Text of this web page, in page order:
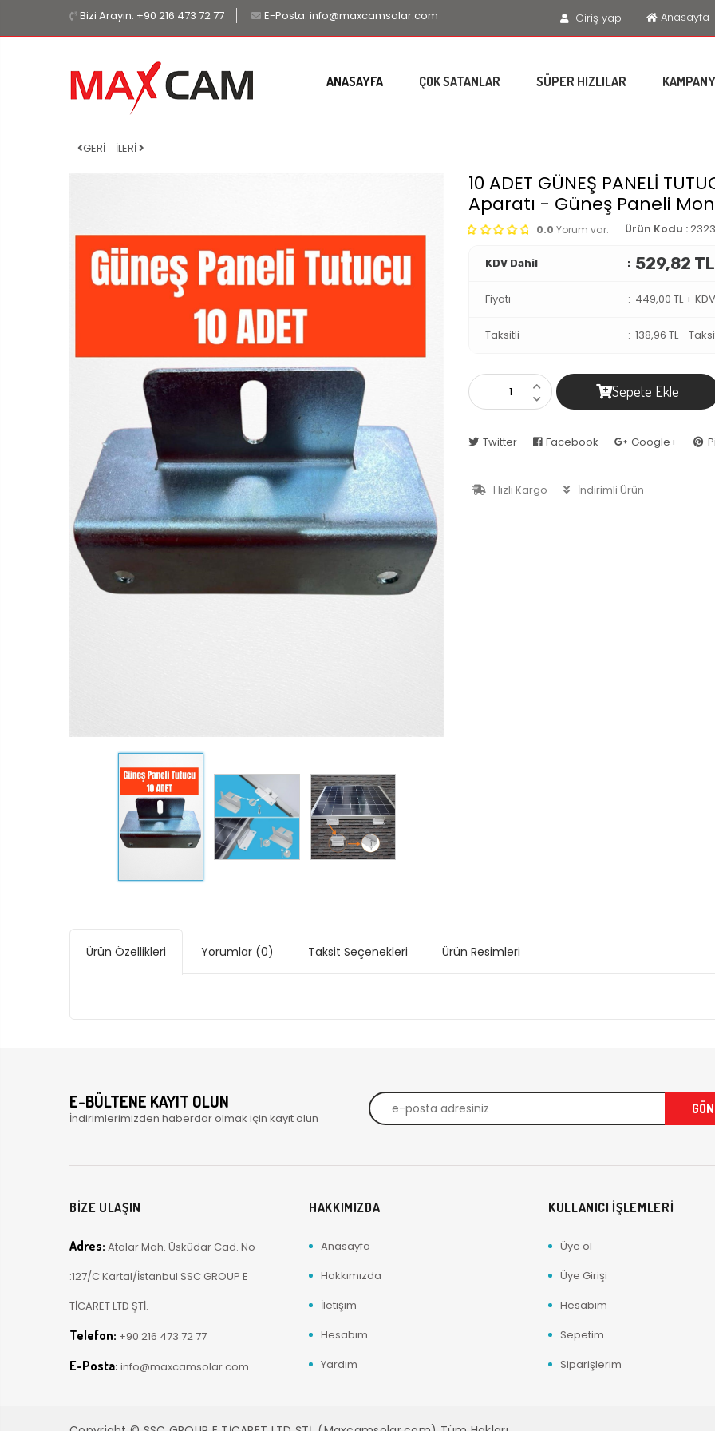
Bizi Arayın: +90 216 473 72 77 E-Posta: info@maxcamsolar.com Giriş yap Anasayfa
ANASAYFA ÇOK SATANLAR SÜPER HIZLILAR
GERİ İLERİ
10 ADET GÜNEŞ PANELİ
Aparatı - Güneş Paneli
0.0 Yorum var. Ürün Kodu :
KDV Dahil 529,82 TL
Fiyatı 449,00 TL + KDV
Taksitli 138,96 TL-
Sepete Ekle
Twitter Facebook Google+
Hızlı Kargo İndirimli Ürün
Ürün Özellikleri Yorumlar (0) Taksit Seçenekleri Ürün Resimleri
E-BÜLTENE KAYIT OLUN
İndirimlerimizden haberdar olmak için kayıt olun
BİZE ULAŞIN
Adres: Atalar Mah. Üsküdar Cad. No
:127/C Kartal/İstanbul SSC GROUP E
TİCARET LTD ŞTİ.
Telefon: +90 216 473 72 77
E-Posta: info@maxcamsolar.com
HAKKIMIZDA
Anasayfa
Hakkımızda
İletişim
Hesabım
Yardım
KULLANICI İŞLEMLERİ
Üye ol
Üye Girişi
Hesabım
Sepetim
Siparişlerim